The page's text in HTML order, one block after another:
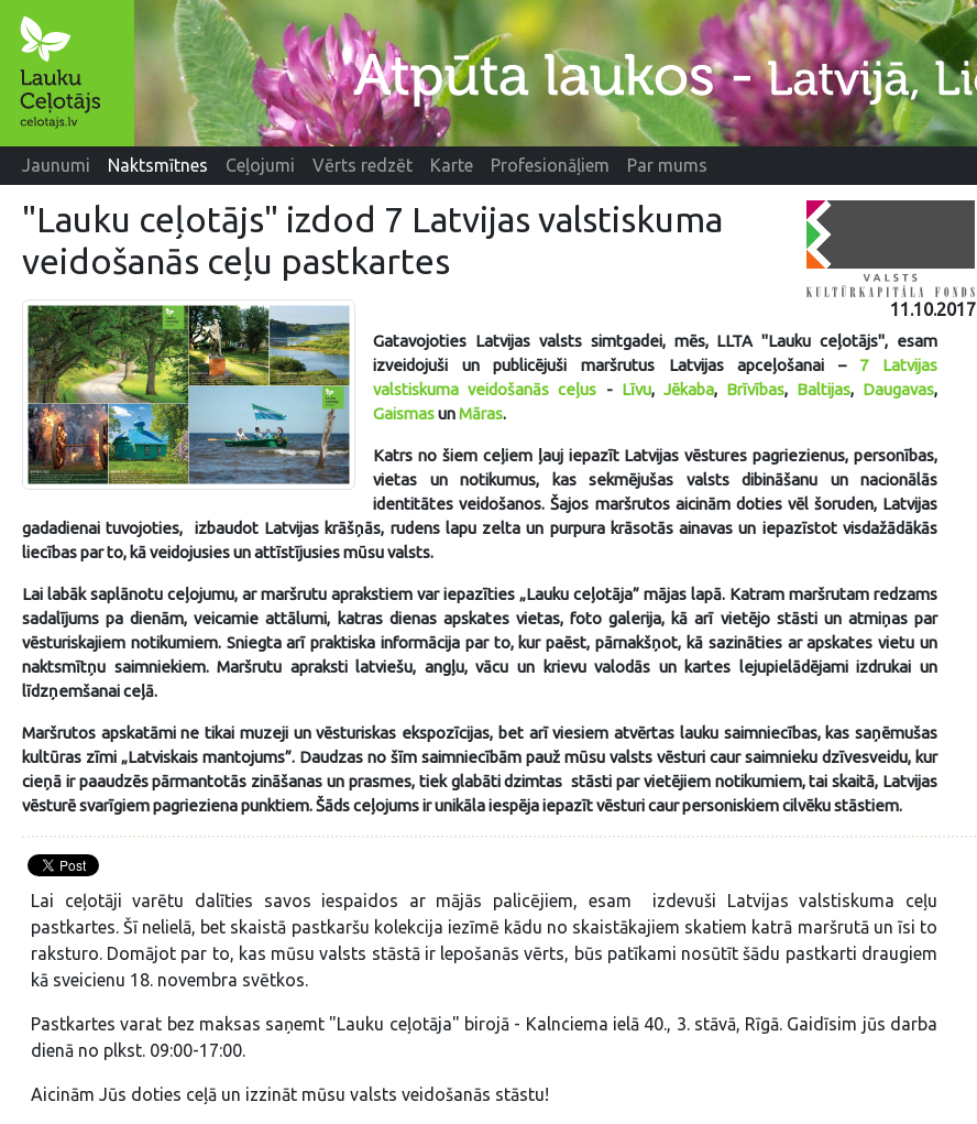
Jaunumi Naktsmītnes Ceļojumi Vērts redzēt Karte Profesionāļiem Par mums
"Lauku ceļotājs" izdod 7 Latvijas valstiskuma
veidošanās ceļu pastkartes
11.10.2017
Gatavojoties Latvijas valsts simtgadei, mēs, LLTA "Lauku ceļotājs", esam
izveidojuši un publicējuši maršrutus Latvijas apceļošanai – 7 Latvijas
valstiskuma veidošanās ceļus - Līvu, Jēkaba, Brīvības, Baltijas, Daugavas,
GaismasunMāras.
Katrs no šiem ceļiem ļauj iepazīt Latvijas vēstures pagriezienus, personības,
vietas un notikumus, kas sekmējušas valsts dibināšanu un nacionālās
identitātes veidošanos. Šajos maršrutos aicinām doties vēl šoruden, Latvijas
gadadienai tuvojoties, izbaudot Latvijas krāšņās, rudens lapu zelta un purpura krāsotās ainavas un iepazīstot visdažādākās
liecības par to, kā veidojusies un attīstījusies mūsu valsts.
Lai labāk saplānotu ceļojumu, ar maršrutu aprakstiem var iepazīties „Lauku ceļotāja” mājas lapā. Katram maršrutam redzams
sadalījums pa dienām, veicamie attālumi, katras dienas apskates vietas, foto galerija, kā arī vietējo stāsti un atmiņas par
vēsturiskajiem notikumiem. Sniegta arī praktiska informācija par to, kur paēst, pārnakšņot, kā sazināties ar apskates vietu un
naktsmītņu saimniekiem. Maršrutu apraksti latviešu, angļu, vācu un krievu valodās un kartes lejupielādējami izdrukai un
līdzņemšanai ceļā.
Maršrutos apskatāmi ne tikai muzeji un vēsturiskas ekspozīcijas, bet arī viesiem atvērtas lauku saimniecības, kas saņēmušas
kultūras zīmi „Latviskais mantojums”. Daudzas no šīm saimniecībām pauž mūsu valsts vēsturi caur saimnieku dzīvesveidu, kur
cieņā ir paaudzēs pārmantotās zināšanas un prasmes, tiek glabāti dzimtas stāsti par vietējiem notikumiem, tai skaitā, Latvijas
vēsturē svarīgiem pagrieziena punktiem. Šāds ceļojums ir unikāla iespēja iepazīt vēsturi caur personiskiem cilvēku stāstiem.
Lai ceļotāji varētu dalīties savos iespaidos ar mājās palicējiem, esam izdevuši Latvijas valstiskuma ceļu
pastkartes. Šī nelielā, bet skaistā pastkaršu kolekcija iezīmē kādu no skaistākajiem skatiem katrā maršrutā un īsi to
raksturo. Domājot par to, kas mūsu valsts stāstā ir lepošanās vērts, būs patīkami nosūtīt šādu pastkarti draugiem
kā sveicienu 18. novembra svētkos.
Pastkartes varat bez maksas saņemt "Lauku ceļotāja" birojā - Kalnciema ielā 40., 3. stāvā, Rīgā. Gaidīsim jūs darba
dienā no plkst. 09:00-17:00.
Aicinām Jūs doties ceļā un izzināt mūsu valsts veidošanās stāstu!